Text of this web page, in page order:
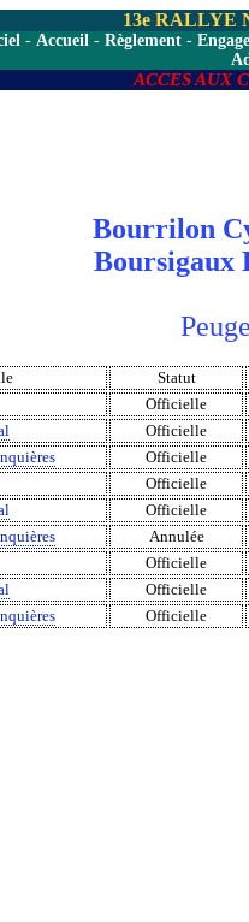
13e RALLYE
- Accueil- Règlement-
ACCES AUX
Bourrilon
Boursigaux
Statut
Officielle
Officielle
Officielle
Officielle
Officielle
Annulée
Officielle
Officielle
Officielle